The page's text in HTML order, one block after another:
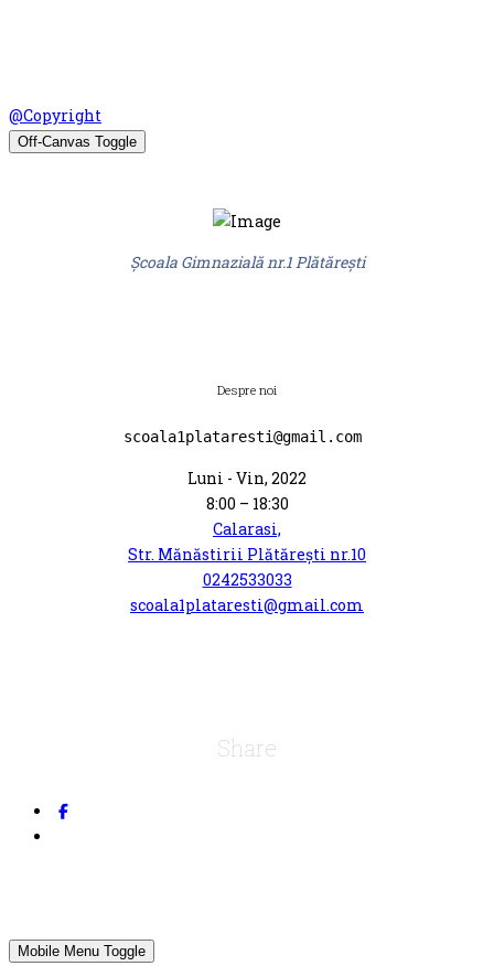
@Copyright
Off-Canvas Toggle
Şcoala Gimnazială nr.1 Plătărești
Despre noi
scoala1plataresti@gmail.com
Luni - Vin, 2022
8:00 – 18:30
Calarasi,
Str. Mănăstirii Plătărești nr.10
0242533033
scoala1plataresti@gmail.com
Share
Mobile Menu Toggle